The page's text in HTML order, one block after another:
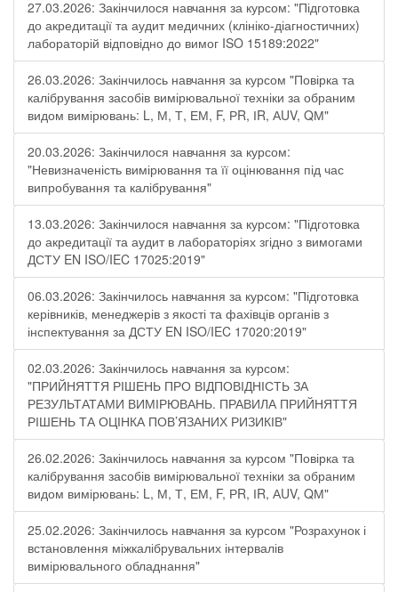
27.03.2026: Закінчилося навчання за курсом: "Підготовка
до акредитації та аудит медичних (клініко-діагностичних)
лабораторій відповідно до вимог ISO 15189:2022"
26.03.2026: Закінчилось навчання за курсом "Повірка та
калібрування засобів вимірювальної техніки за обраним
видом вимірювань: L, М, Т, ЕМ, F, РR, ІR, АUV, QМ"
20.03.2026: Закінчилося навчання за курсом:
"Невизначеність вимірювання та її оцінювання під час
випробування та калібрування"
13.03.2026: Закінчилося навчання за курсом: "Підготовка
до акредитації та аудит в лабораторіях згідно з вимогами
ДСТУ EN ISO/IEC 17025:2019"
06.03.2026: Закінчилось навчання за курсом: "Підготовка
керівників, менеджерів з якості та фахівців органів з
інспектування за ДСТУ EN ISO/IEC 17020:2019"
02.03.2026: Закінчилось навчання за курсом:
"ПРИЙНЯТТЯ РІШЕНЬ ПРО ВІДПОВІДНІСТЬ ЗА
РЕЗУЛЬТАТАМИ ВИМІРЮВАНЬ. ПРАВИЛА ПРИЙНЯТТЯ
РІШЕНЬ ТА ОЦІНКА ПОВ’ЯЗАНИХ РИЗИКІВ"
26.02.2026: Закінчилось навчання за курсом "Повірка та
калібрування засобів вимірювальної техніки за обраним
видом вимірювань: L, М, Т, ЕМ, F, РR, ІR, АUV, QМ"
25.02.2026: Закінчилось навчання за курсом "Розрахунок і
встановлення міжкалібрувальних інтервалів
вимірювального обладнання"